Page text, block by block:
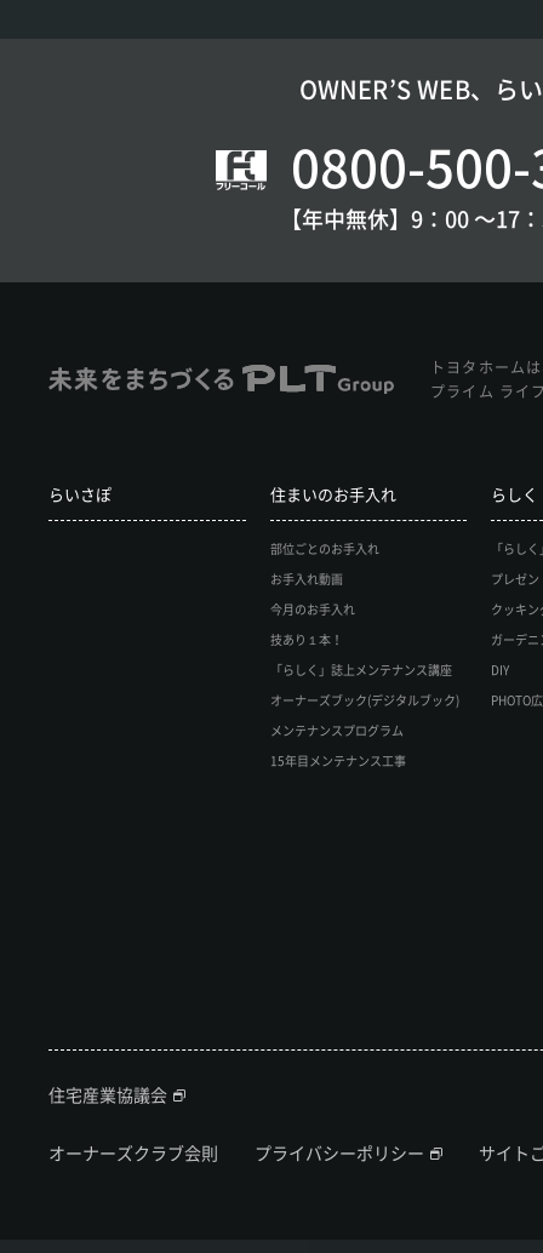
OWNER’S WEB、ら
0800-
【年中無休】9：00 〜17
トヨタホーム
プライム ライ
らいさぽ 住まいのお手入れ
部位ごとのお手入れ
お手入れ動画
今月のお手入れ
技あり１本！
「らしく」誌上メンテナンス講座
オーナーズブック(デジタルブック)
メンテナンスプログラム
15年目メンテナンス工事
らしく
「らし
プレゼ
クッキ
ガーデニ
DIY
PHOTO
住宅産業協議会
オーナーズクラブ会則 プライバシーポリシー サイト